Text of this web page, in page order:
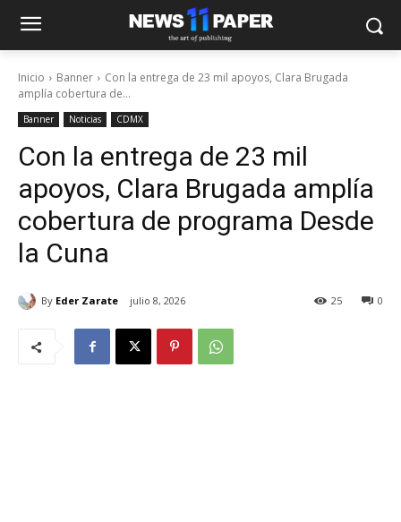
Inicio Banner
Con la entrega de 23 mil apoyos, Clara Brugada
amplía cobertura de...
Banner Noticias CDMX
Con la entrega de 23 mil
apoyos, Clara Brugada amplía
cobertura de programa Desde
la Cuna
By Eder Zarate julio 8, 2026 0
25